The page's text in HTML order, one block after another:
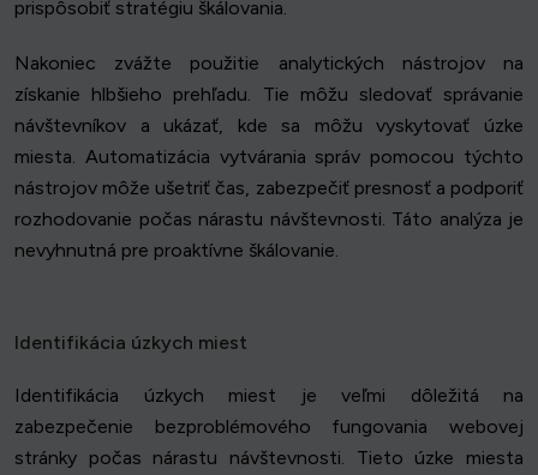
prispôsobiť stratégiu škálovania.
Nakoniec zvážte použitie analytických nástrojov na
získanie hlbšieho prehľadu. Tie môžu sledovať správanie
návštevníkov a ukázať, kde sa môžu vyskytovať úzke
miesta. Automatizácia vytvárania správ pomocou týchto
nástrojov môže ušetriť čas, zabezpečiť presnosť a podporiť
rozhodovanie počas nárastu návštevnosti. Táto analýza je
nevyhnutná pre proaktívne škálovanie.
Identifikácia úzkych miest
Identifikácia úzkych miest je veľmi dôležitá na
zabezpečenie bezproblémového fungovania webovej
stránky počas nárastu návštevnosti. Tieto úzke miesta